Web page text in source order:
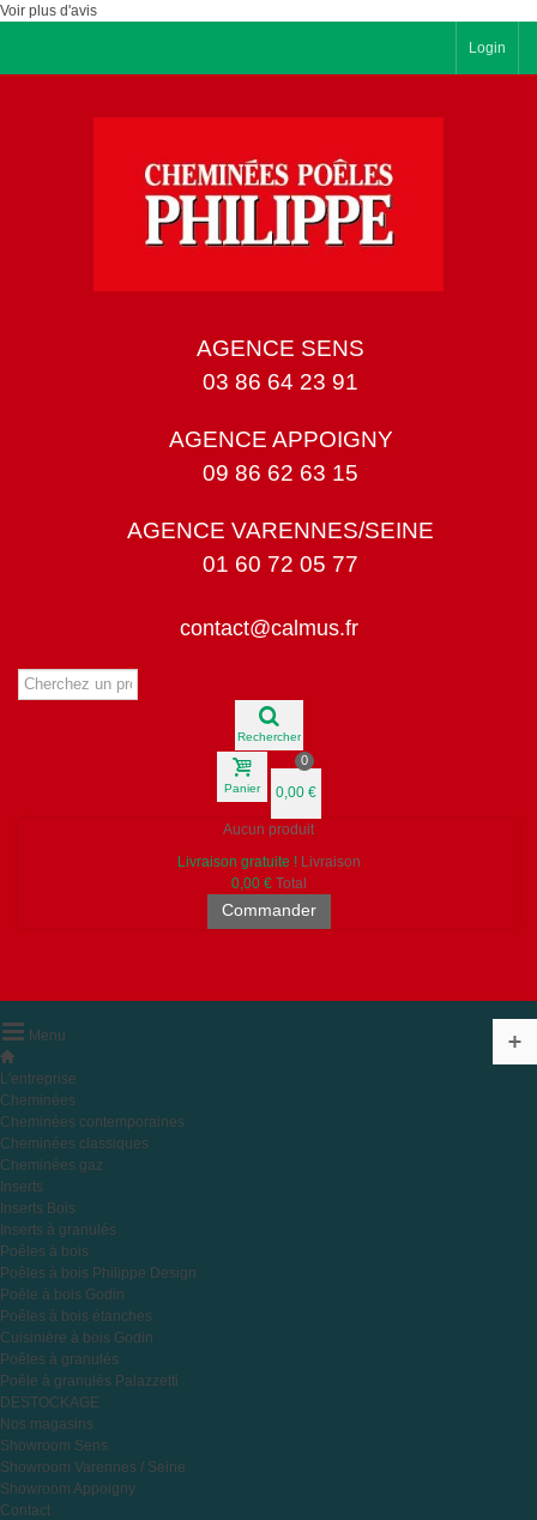
Voir plus d'avis
Login
AGENCE SENS
03 86 64 23 91
AGENCE APPOIGNY
09 86 62 63 15
AGENCE VARENNES/SEINE
01 60 72 05 77
contact@calmus.fr
Rechercher
Panier
0
0,00 €
Aucun produit
Livraison gratuite ! Livraison
0,00 € Total
Commander
Menu
L'entreprise
Cheminées
Cheminées contemporaines
Cheminées classiques
Cheminées gaz
Inserts
Inserts Bois
Inserts à granulés
Poêles à bois
Poêles à bois Philippe Design
Poêle à bois Godin
Poêles à bois étanches
Cuisinière à bois Godin
Poêles à granulés
Poêle à granulés Palazzetti
DESTOCKAGE
Nos magasins
Showroom Sens
Showroom Varennes / Seine
Showroom Appoigny
Contact